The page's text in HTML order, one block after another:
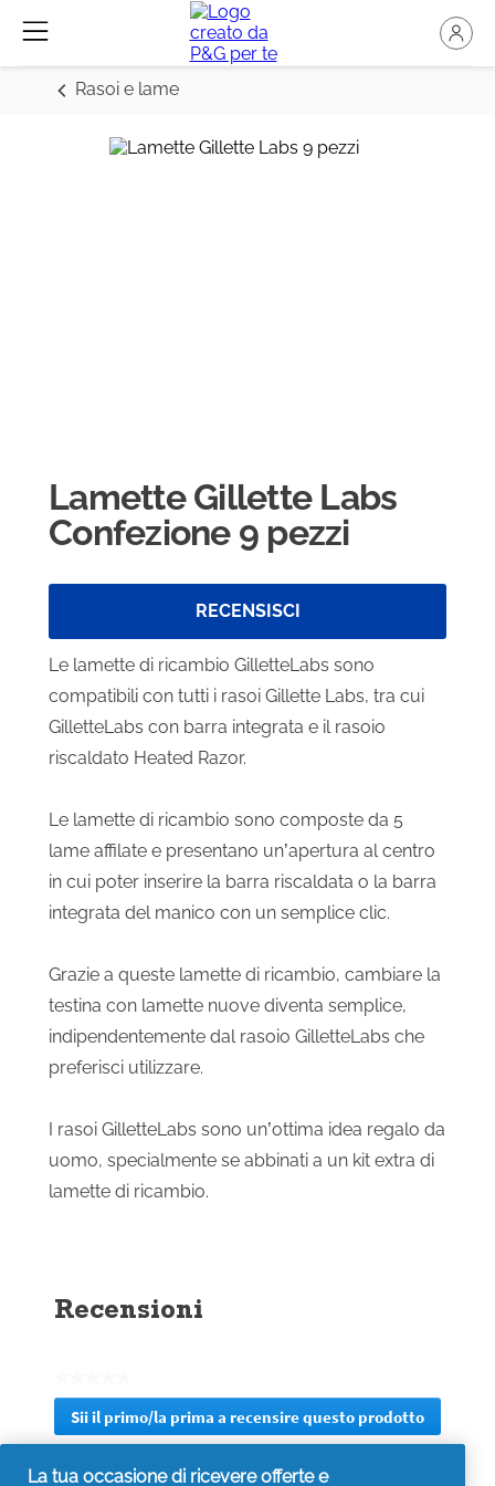
Rasoi e lame
Lamette Gillette Labs
Confezione 9 pezzi
RECENSISCI
Le lamette di ricambio GilletteLabs sono
compatibili con tutti i rasoi Gillette Labs, tra cui
GilletteLabs con barra integrata e il rasoio
riscaldato Heated Razor.
Le lamette di ricambio sono composte da 5
lame affilate e presentano un’apertura al centro
in cui poter inserire la barra riscaldata o la barra
integrata del manico con un semplice clic.
Grazie a queste lamette di ricambio, cambiare la
testina con lamette nuove diventa semplice,
indipendentemente dal rasoio GilletteLabs che
preferisci utilizzare.
I rasoi GilletteLabs sono un’ottima idea regalo da
uomo, specialmente se abbinati a un kit extra di
lamette di ricambio.
Recensioni
Nessuna
valutazione
Sii il primo/la prima a recensire questo prodotto
.
azione
La tua occasione di ricevere offerte e